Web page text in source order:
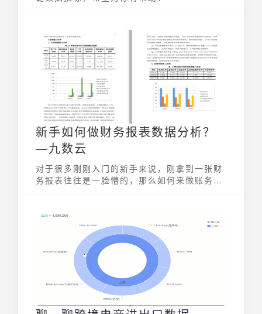
新手如何做财务报表数据分析？
—九数云
对于很多刚刚入门的新手来说，刚拿到一张财
务报表往往是一脸懵的，那么如何来做账务报